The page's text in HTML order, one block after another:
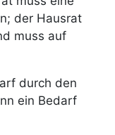
der Hausrat
muss auf
durch den
ein Bedarf